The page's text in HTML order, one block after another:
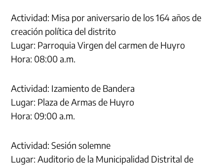
Actividad: Misa por aniversario de los 164 años de
creación política del distrito
Lugar: Parroquia Virgen del carmen de Huyro
Hora: 08:00 a.m.
Actividad: Izamiento de Bandera
Lugar: Plaza de Armas de Huyro
Hora: 09:00 a.m.
Actividad: Sesión solemne
Lugar: Auditorio de la Municipalidad Distrital de